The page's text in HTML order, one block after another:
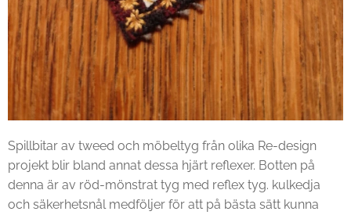
Spillbitar av tweed och möbeltyg från olika Re-design
projekt blir bland annat dessa hjärt reflexer. Botten på
denna är av röd-mönstrat tyg med reflex tyg. kulkedja
och säkerhetsnål medföljer för att på bästa sätt kunna